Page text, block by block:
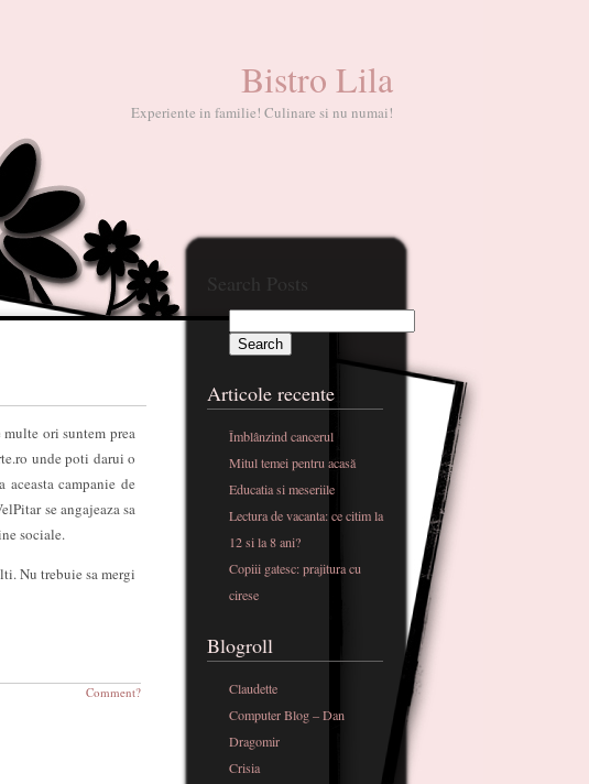
Bistro Lila
Experiente in familie! Culinare si nu numai!
ori suntem prea
unde poti darui o
campanie de
se angajeaza sa
sociale.
Nu trebuie sa mergi
Comment?
Search Posts
Articole recente
Îmblânzind cancerul
Mitul temei pentru acasă
Educatia si meseriile
Lectura de vacanta: ce citim la
12 si la 8 ani?
Copiii gatesc: prajitura cu
cirese
Blogroll
Claudette
Computer Blog – Dan
Dragomir
Crisia